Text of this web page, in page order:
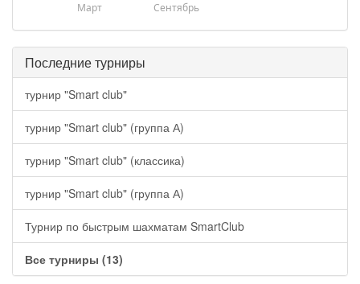
Март Сентябрь
Последние турниры
турнир "Smart club"
турнир "Smart club" (группа А)
турнир "Smart club" (классика)
турнир "Smart club" (группа А)
Турнир по быстрым шахматам SmartClub
Все турниры (13)